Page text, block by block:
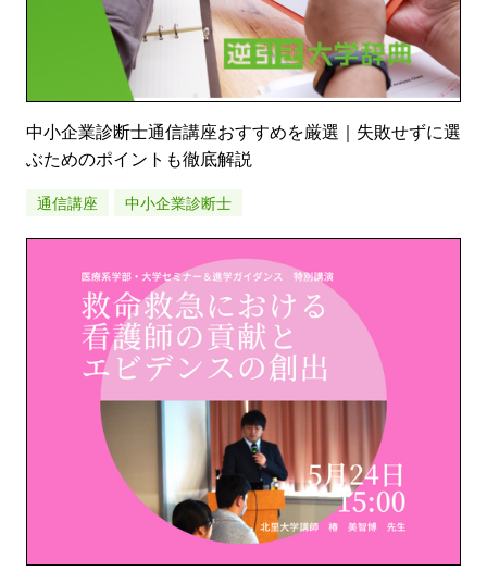
中小企業診断士通信講座おすすめを厳選｜失敗せずに選
ぶためのポイントも徹底解説
通信講座 中小企業診断士